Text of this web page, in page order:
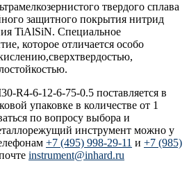
твердого сплава
защитного покрытия нитрид
TiAlSiN. Специальное
которое отличается особо
R4-6-12-6-75-0.5 поставляется в
упаковке в количестве от 1
по вопросу выбора и
инструмент можно у
+7 (495) 998-29-11 и +7 (985)
instrument@inhard.ru